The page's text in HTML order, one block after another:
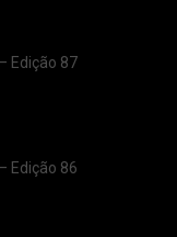
Edição 87
Edição 86